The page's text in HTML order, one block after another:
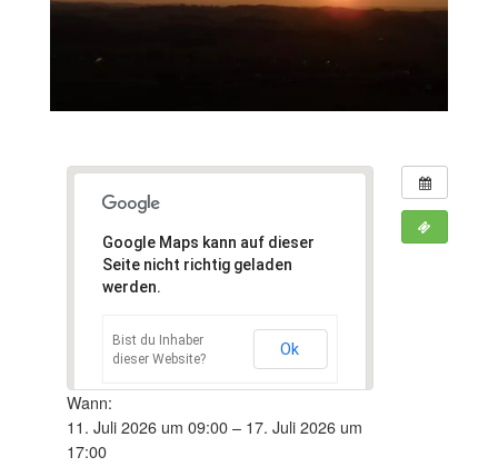
Google Maps kann auf dieser
Seite nicht richtig geladen
werden.
Bist du Inhaber
dieser Website?
Ok
Wann:
11. Juli 2026 um 09:00 – 17. Juli 2026 um
17:00